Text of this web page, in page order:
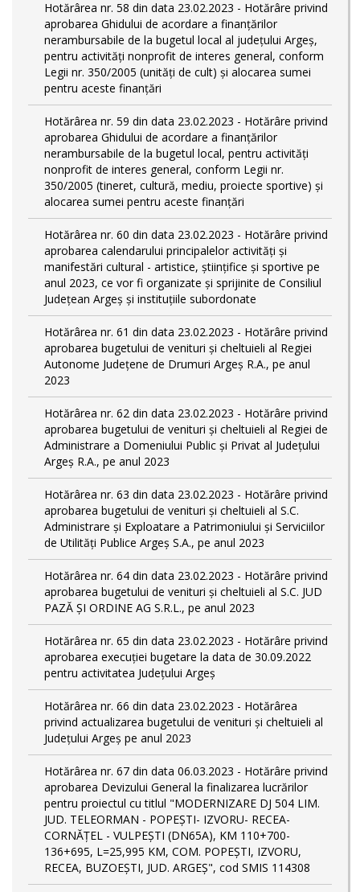
Hotărârea nr. 58 din data 23.02.2023 - Hotărâre privind
aprobarea Ghidului de acordare a finanţărilor
nerambursabile de la bugetul local al județului Argeș,
pentru activităţi nonprofit de interes general, conform
Legii nr. 350/2005 (unități de cult) și alocarea sumei
pentru aceste finanțări
Hotărârea nr. 59 din data 23.02.2023 - Hotărâre privind
aprobarea Ghidului de acordare a finanţărilor
nerambursabile de la bugetul local, pentru activităţi
nonprofit de interes general, conform Legii nr.
350/2005 (tineret, cultură, mediu, proiecte sportive) și
alocarea sumei pentru aceste finanțări
Hotărârea nr. 60 din data 23.02.2023 - Hotărâre privind
aprobarea calendarului principalelor activităţi şi
manifestări cultural - artistice, ştiinţifice şi sportive pe
anul 2023, ce vor fi organizate şi sprijinite de Consiliul
Judeţean Argeş şi instituţiile subordonate
Hotărârea nr. 61 din data 23.02.2023 - Hotărâre privind
aprobarea bugetului de venituri și cheltuieli al Regiei
Autonome Județene de Drumuri Argeș R.A., pe anul
2023
Hotărârea nr. 62 din data 23.02.2023 - Hotărâre privind
aprobarea bugetului de venituri și cheltuieli al Regiei de
Administrare a Domeniului Public și Privat al Județului
Argeș R.A., pe anul 2023
Hotărârea nr. 63 din data 23.02.2023 - Hotărâre privind
aprobarea bugetului de venituri și cheltuieli al S.C.
Administrare și Exploatare a Patrimoniului și Serviciilor
de Utilități Publice Argeș S.A., pe anul 2023
Hotărârea nr. 64 din data 23.02.2023 - Hotărâre privind
aprobarea bugetului de venituri și cheltuieli al S.C. JUD
PAZĂ ȘI ORDINE AG S.R.L., pe anul 2023
Hotărârea nr. 65 din data 23.02.2023 - Hotărâre privind
aprobarea execuției bugetare la data de 30.09.2022
pentru activitatea Județului Argeș
Hotărârea nr. 66 din data 23.02.2023 - Hotărârea
privind actualizarea bugetului de venituri și cheltuieli al
Județului Argeș pe anul 2023
Hotărârea nr. 67 din data 06.03.2023 - Hotărâre privind
aprobarea Devizului General la finalizarea lucrărilor
pentru proiectul cu titlul "MODERNIZARE DJ 504 LIM.
JUD. TELEORMAN - POPEŞTI- IZVORU- RECEA-
CORNĂŢEL - VULPEŞTI (DN65A), KM 110+700-
136+695, L=25,995 KM, COM. POPEŞTI, IZVORU,
RECEA, BUZOEŞTI, JUD. ARGEŞ", cod SMIS 114308